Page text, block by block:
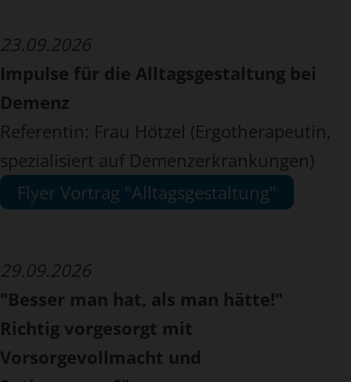
23.09.2026
Impulse für die Alltagsgestaltung bei
Demenz
Referentin: Frau Hötzel (Ergotherapeutin,
spezialisiert auf Demenzerkrankungen)
Flyer Vortrag "Alltagsgestaltung"
29.09.2026
"Besser man hat, als man hätte!"
Richtig vorgesorgt mit
Vorsorgevollmacht und